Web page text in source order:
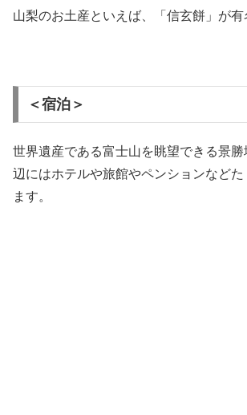
山梨のお土産といえば、「信玄餅」が有
＜宿泊＞
世界遺産である富士山を眺望できる景勝
辺にはホテルや旅館やペンションなど
ます。